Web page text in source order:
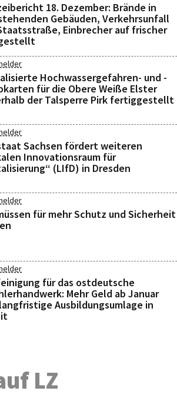
18. Dezember: Brände in
Gebäuden, Verkehrsunfall
Einbrecher auf frischer
Hochwassergefahren- und -
für die Obere Weiße Elster
der Talsperre Pirk fertiggestellt
Sachsen fördert weiteren
Innovationsraum für
(LIfD) in Dresden
für mehr Schutz und Sicherheit
für das ostdeutsche
Mehr Geld ab Januar
Ausbildungsumlage in
LZ